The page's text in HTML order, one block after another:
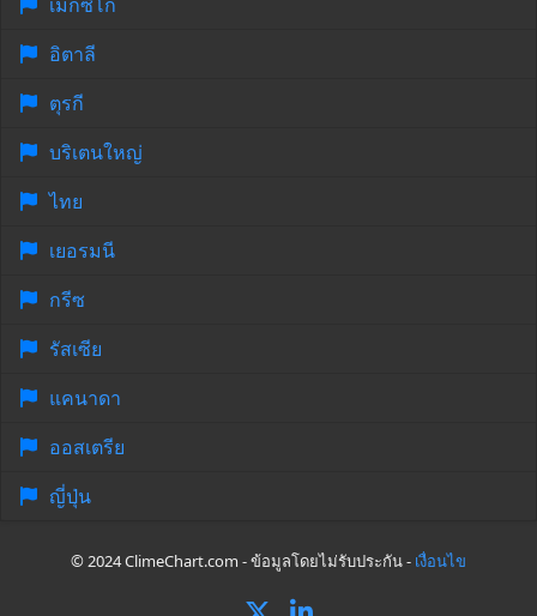
อิตาลี
ตุรกี
บริเตนใหญ่
ไทย
เยอรมนี
กรีซ
รัสเซีย
แคนาดา
ออสเตรีย
ญี่ปุ่น
© 2024 ClimeChart.com - ข้อมูลโดยไม่รับประกัน - เงื่อนไข